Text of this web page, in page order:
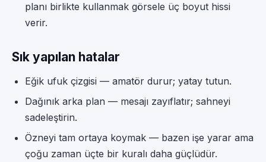
planı birlikte kullanmak görsele üç boyut hissi
verir.
Sık yapılan hatalar
Eğik ufuk çizgisi — amatör durur; yatay tutun.
Dağınık arka plan — mesajı zayıflatır; sahneyi
sadeleştirin.
Özneyi tam ortaya koymak — bazen işe yarar ama
çoğu zaman üçte bir kuralı daha güçlüdür.